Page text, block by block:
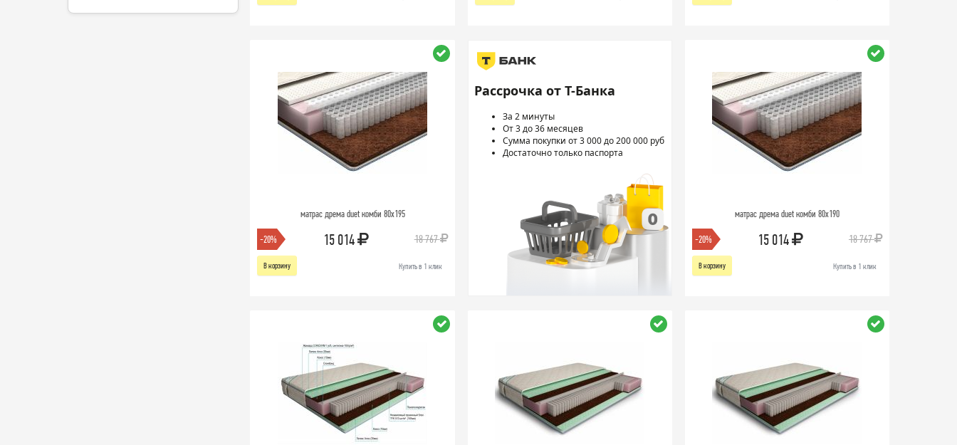
матрас дрема duet комби 80х195
-20% 15 014 18 767
В корзину Купить в 1 клик
Рассрочка от Т-Банка
За 2 минуты
От 3 до 36 месяцев
Сумма покупки от 3 000 до 200 000 руб
Достаточно только паспорта
матрас дрема duet комби 80х190
-20% 15 014 18 767
В корзину Купить в 1 клик